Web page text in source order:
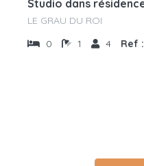
LE GRAU DU ROI
0
1 4 Ref :